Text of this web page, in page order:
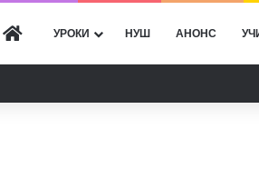
ГОЛОВНА
УРОКИ НУШ АНОНС